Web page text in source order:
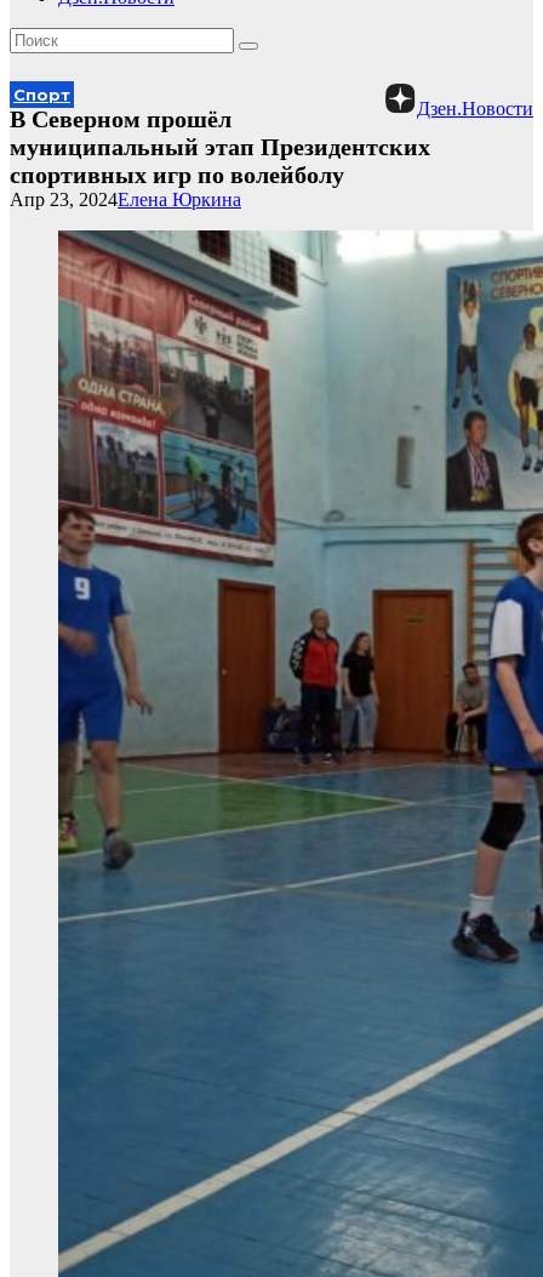
Дзен.Новости
Спорт
В Северном прошёл
муниципальный этап Президентских
спортивных игр по волейболу
Елена Юркина
Апр 23, 2024